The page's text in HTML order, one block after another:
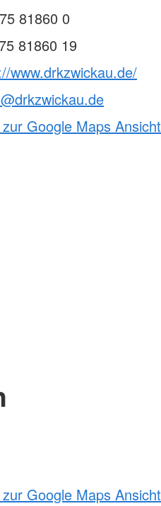
81860 0
81860 19
www.drkzwickau.de/
Google Maps Ansicht
Google Maps Ansicht